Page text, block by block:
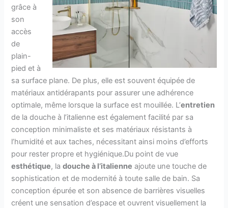
grâce à
son
accès
de
plain-
pied et à
sa surface plane. De plus, elle est souvent équipée de
matériaux antidérapants pour assurer une adhérence
optimale, même lorsque la surface est mouillée. L’entretien
de la douche à l’italienne est également facilité par sa
conception minimaliste et ses matériaux résistants à
l’humidité et aux taches, nécessitant ainsi moins d’efforts
pour rester propre et hygiénique.Du point de vue
esthétique, ladouche à l’italienne ajoute une touche de
sophistication et de modernité à toute salle de bain. Sa
conception épurée et son absence de barrières visuelles
créent une sensation d’espace et ouvrent visuellement la